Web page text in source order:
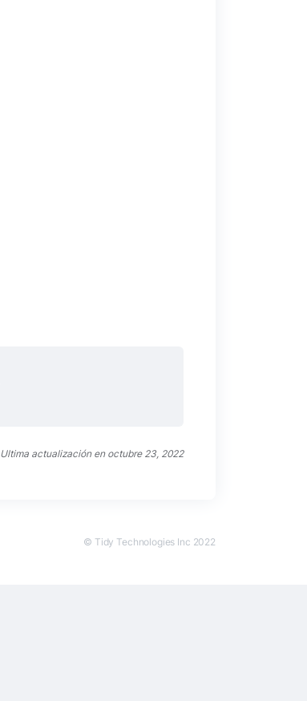
Ultima actualización en octubre 23, 2022
© Tidy Technologies Inc 2022